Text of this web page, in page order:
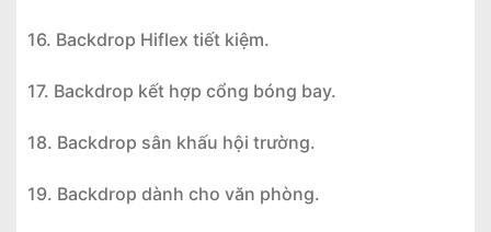
16. Backdrop Hiflex tiết kiệm.
17. Backdrop kết hợp cổng bóng bay.
18. Backdrop sân khấu hội trường.
19. Backdrop dành cho văn phòng.